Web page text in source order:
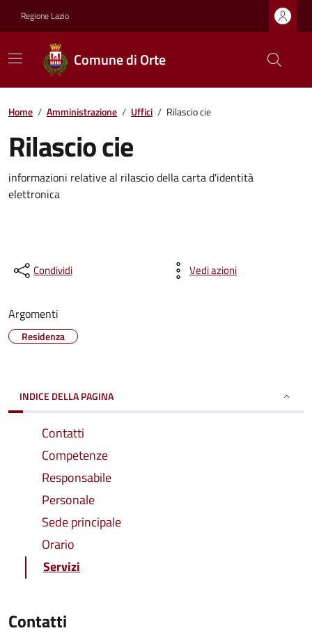
Regione Lazio
Comune di Orte
Home / Amministrazione / Uffici / Rilascio cie
Rilascio cie
informazioni relative al rilascio della carta d'identità
elettronica
Condividi Vedi azioni
Argomenti
Residenza
INDICE DELLA PAGINA
Contatti
Competenze
Responsabile
Personale
Sede principale
Orario
Servizi
Contatti